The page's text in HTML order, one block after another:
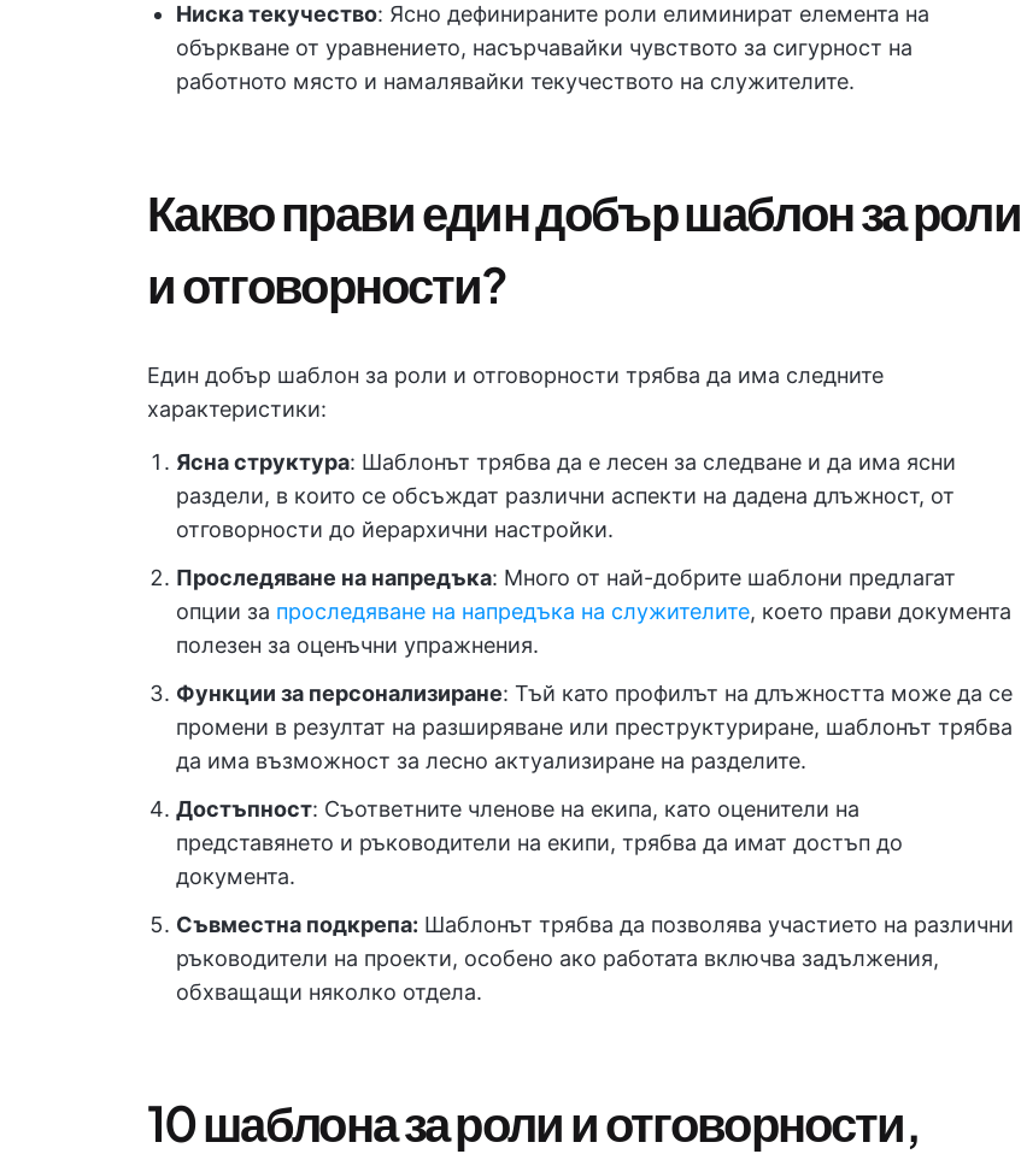
Ниска текучество: Ясно дефинираните роли елиминират елемента на
объркване от уравнението, насърчавайки чувството за сигурност на
работното място и намалявайки текучеството на служителите.
Какво прави един добър шаблон за роли
и отговорности?
Един добър шаблон за роли и отговорности трябва да има следните
характеристики:
Ясна структура: Шаблонът трябва да е лесен за следване и да има ясни
раздели, в които се обсъждат различни аспекти на дадена длъжност, от
отговорности до йерархични настройки.
Проследяване на напредъка: Много от най-добрите шаблони предлагат
опции за проследяване на напредъка на служителите, което прави документа
полезен за оценъчни упражнения.
Функции за персонализиране: Тъй като профилът на длъжността може да се
промени в резултат на разширяване или преструктуриране, шаблонът трябва
да има възможност за лесно актуализиране на разделите.
Достъпност: Съответните членове на екипа, като оценители на
представянето и ръководители на екипи, трябва да имат достъп до
документа.
Съвместна подкрепа: Шаблонът трябва да позволява участието на различни
ръководители на проекти, особено ако работата включва задължения,
обхващащи няколко отдела.
10 шаблона за роли и отговорности,